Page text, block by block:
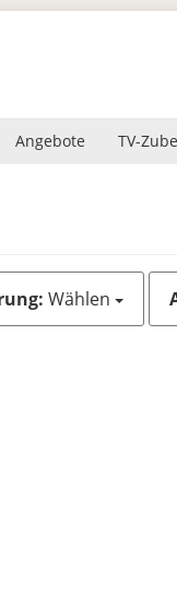
Angebote TV-
Wählen